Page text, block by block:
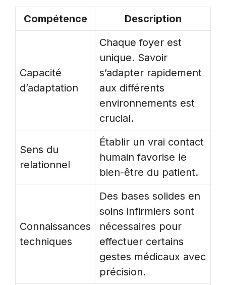
Compétence Description
Capacité
d’adaptation
Chaque foyer est
unique. Savoir
s’adapter rapidement
aux différents
environnements est
crucial.
Sens du
relationnel
Établir un vrai contact
humain favorise le
bien-être du patient.
Connaissances
techniques
Des bases solides en
soins infirmiers sont
nécessaires pour
effectuer certains
gestes médicaux avec
précision.